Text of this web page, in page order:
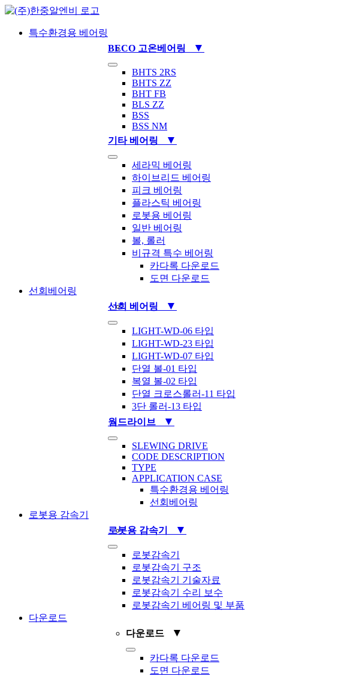
Skip
content특수환경용 베어링
BECO 고온베어링
▼
Toggle
Navigation
BHTS 2RS
BHTS ZZ
BHT FB
BLS ZZ
BSS
BSS NM
기타 베어링
▼
Toggle
Navigation세라믹 베어링
하이브리드 베어링
피크 베어링
플라스틱 베어링
로봇용 베어링
일반 베어링
볼, 롤러
비규격 특수 베어링
카다록 다운로드
도면 다운로드
선회베어링
선회 베어링
▼
Toggle
NavigationLIGHT-WD-06 타입
LIGHT-WD-23 타입
LIGHT-WD-07 타입
단열 볼-01 타입
복열 볼-02 타입
단열 크로스롤러-11 타입
3단 롤러-13 타입
웜드라이브
▼
Toggle
Navigation
SLEWING DRIVE
CODE DESCRIPTION
TYPE
APPLICATION CASE
특수환경용 베어링
선회베어링
로봇용 감속기
로봇용 감속기
▼
Toggle
Navigation로봇감속기
로봇감속기 구조
로봇감속기 기술자료
로봇감속기 수리 보수
로봇감속기 베어링 및 부품
다운로드
다운로드
▼
Toggle
Navigation카다록 다운로드
도면 다운로드